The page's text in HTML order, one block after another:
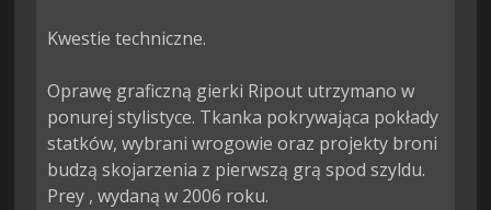
Kwestie techniczne.
Oprawę graficzną gierki Ripout utrzymano w
ponurej stylistyce. Tkanka pokrywająca pokłady
statków, wybrani wrogowie oraz projekty broni
budzą skojarzenia z pierwszą grą spod szyldu.
Prey , wydaną w 2006 roku.